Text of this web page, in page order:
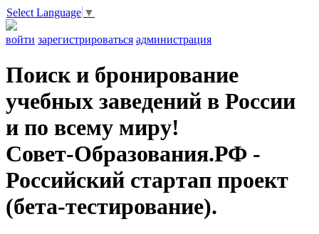
Select Language ▼
войти зарегистрироваться администрация
Поиск и бронирование
учебных заведений в России
и по всему миру!
Совет-Образования.РФ -
Российский стартап проект
(бета-тестирование).